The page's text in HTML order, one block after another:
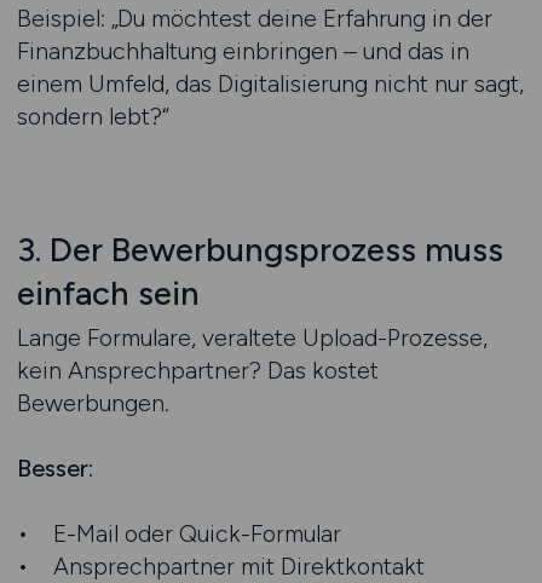
Beispiel: „Du möchtest deine Erfahrung in der
Finanzbuchhaltung einbringen – und das in
einem Umfeld, das Digitalisierung nicht nur sagt,
sondern lebt?“
3. Der Bewerbungsprozess muss
einfach sein
Lange Formulare, veraltete Upload-Prozesse,
kein Ansprechpartner? Das kostet
Bewerbungen.
Besser:
• E-Mail oder Quick-Formular
• Ansprechpartner mit Direktkontakt